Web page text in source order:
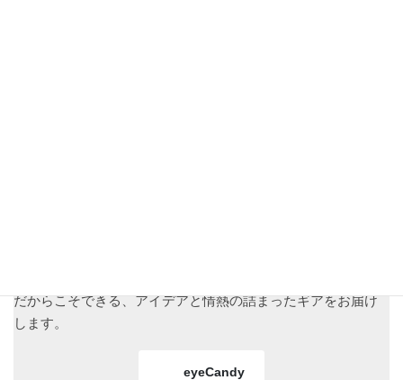
だからこそできる、アイデアと情熱の詰まったギアをお届け
します。
eyeCandy